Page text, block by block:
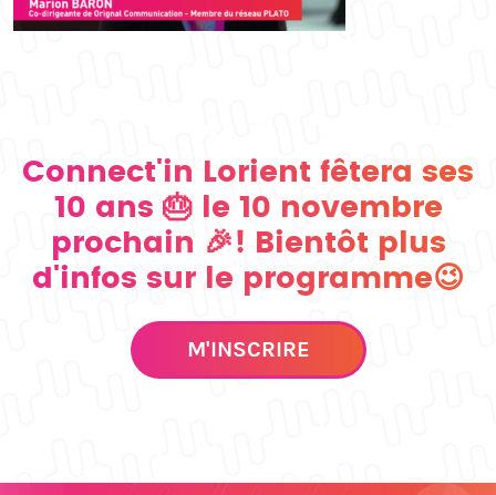
Connect'in Lorient fêtera ses
10 ans 🎂 le 10 novembre
prochain 🎉! Bientôt plus
d'infos sur le programme😉
M'INSCRIRE